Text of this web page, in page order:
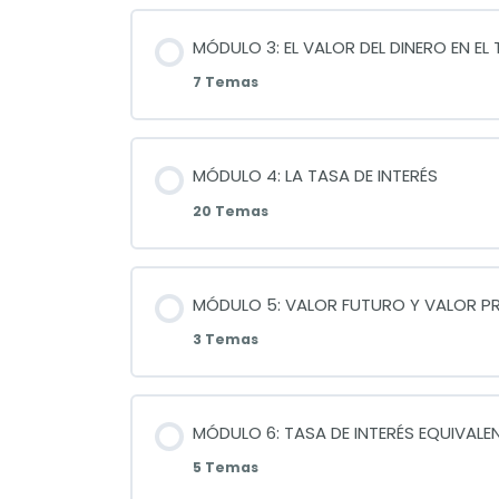
MÓDULO 3: EL VALOR DEL DINERO EN EL
7 Temas
MÓDULO 4: LA TASA DE INTERÉS
20 Temas
MÓDULO 5: VALOR FUTURO Y VALOR
3 Temas
MÓDULO 6: TASA DE INTERÉS
5 Temas